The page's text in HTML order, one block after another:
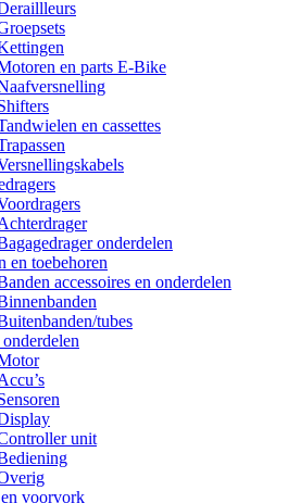
en parts E-Bike
en cassettes
onderdelen
en toebehoren
accessoires en onderdelen
tubes
unit
voorvork